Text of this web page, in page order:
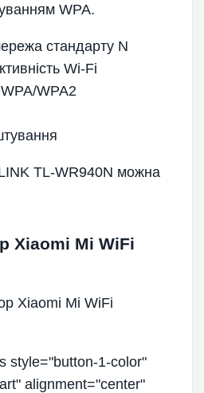
WPA.
стандарту N
Wi-Fi
WPA2
TL-WR940N можна
Xiaomi Mi WiFi
Xiaomi Mi WiFi
style="button-1-color"
alignment="center"